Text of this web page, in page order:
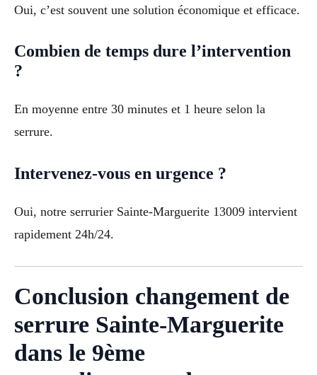
Oui, c’est souvent une solution économique et efficace.
Combien de temps dure l’intervention
?
En moyenne entre 30 minutes et 1 heure selon la
serrure.
Intervenez-vous en urgence ?
Oui, notre serrurier Sainte-Marguerite 13009 intervient
rapidement 24h/24.
Conclusion changement de
serrure Sainte-Marguerite
dans le 9ème